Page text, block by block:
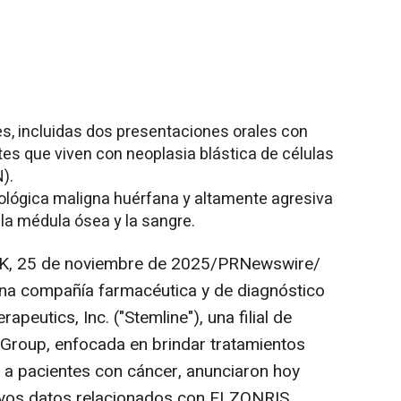
incluidas dos presentaciones orales con
que viven con neoplasia blástica de células
maligna huérfana y altamente agresiva
médula ósea y la sangre.
, 25 de noviembre de 2025/PRNewswire/
compañía farmacéutica y de diagnóstico
Inc. ("Stemline"), una filial de
enfocada en brindar tratamientos
pacientes con cáncer, anunciaron hoy